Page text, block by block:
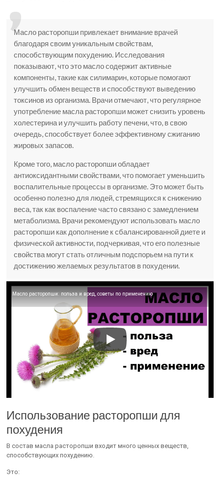
Масло расторопши привлекает внимание врачей
благодаря своим уникальным свойствам,
способствующим похудению. Исследования
показывают, что это масло содержит активные
компоненты, такие как силимарин, которые помогают
улучшить обмен веществ и способствуют выведению
токсинов из организма. Врачи отмечают, что регулярное
употребление масла расторопши может снизить уровень
холестерина и улучшить работу печени, что, в свою
очередь, способствует более эффективному сжиганию
жировых запасов.
Кроме того, масло расторопши обладает
антиоксидантными свойствами, что помогает уменьшить
воспалительные процессы в организме. Это может быть
особенно полезно для людей, стремящихся к снижению
веса, так как воспаление часто связано с замедлением
метаболизма. Врачи рекомендуют использовать масло
расторопши как дополнение к сбалансированной диете и
физической активности, подчеркивая, что его полезные
свойства могут стать отличным подспорьем на пути к
достижению желаемых результатов в похудении.
Масло расторопши: польза и вред, советы по применению
Использование расторопши для
похудения
В состав масла расторопши входит много ценных веществ,
способствующих похудению.
Это: